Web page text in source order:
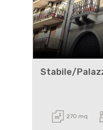
Stabile/
270 mq